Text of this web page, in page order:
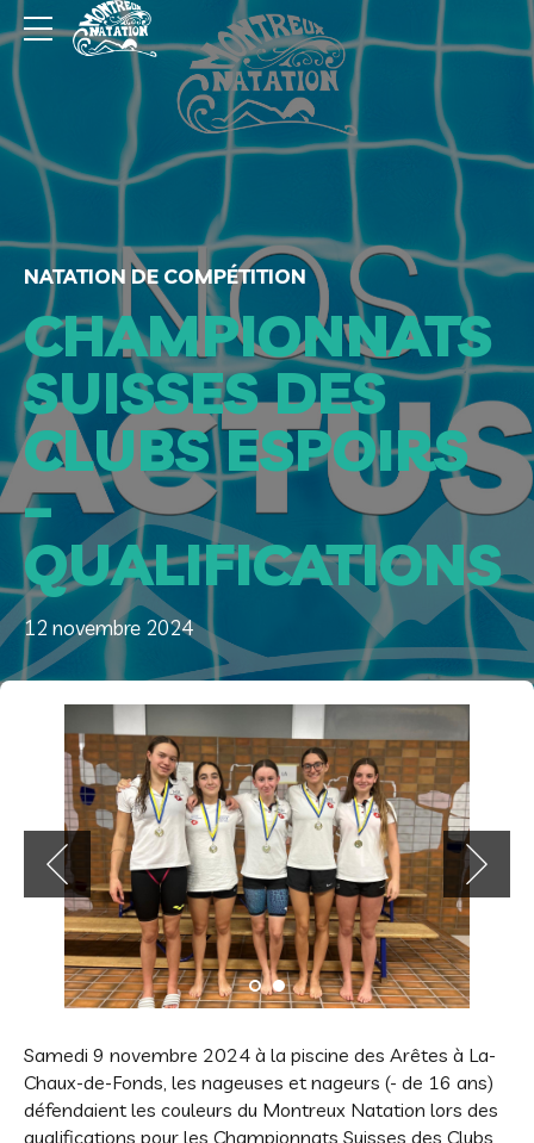
NATATION DE COMPÉTITION
CHAMPIONNATS
SUISSES DES
CLUBS ESPOIRS
–
QUALIFICATIONS
12 novembre 2024
Samedi 9 novembre 2024 à la piscine des Arêtes à La-
Chaux-de-Fonds, les nageuses et nageurs (- de 16 ans)
défendaient les couleurs du Montreux Natation lors des
qualifications pour les Championnats Suisses des Clubs